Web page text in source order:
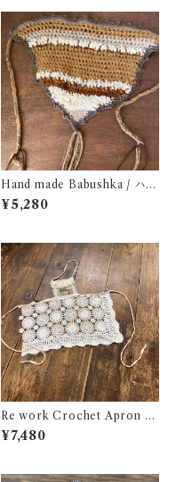
Hand made Babushka / ハン
ドメイド バブーシュカ
¥5,280
Re work Crochet Apron /
リワーク クロシェ エプロン 古
着
¥7,480